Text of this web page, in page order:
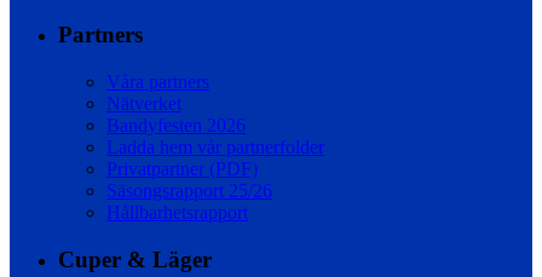
Partners
Våra partners
Nätverket
Bandyfesten 2026
Ladda hem vår partnerfolder
Privatpartner (PDF)
Säsongsrapport 25/26
Hållbarhetsrapport
Cuper & Läger